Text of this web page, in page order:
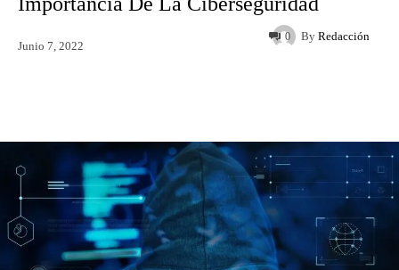
By Redacción
Junio 7, 2022
0